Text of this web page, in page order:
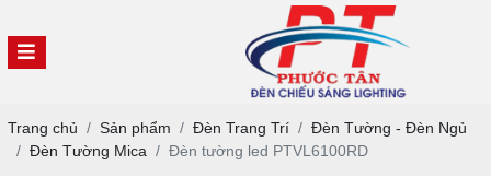
Trang chủ Sản phẩm Đèn Trang Trí
Đèn Tường - Đèn Ngủ
Đèn Tường Mica
Đèn tường led PTVL6100RD